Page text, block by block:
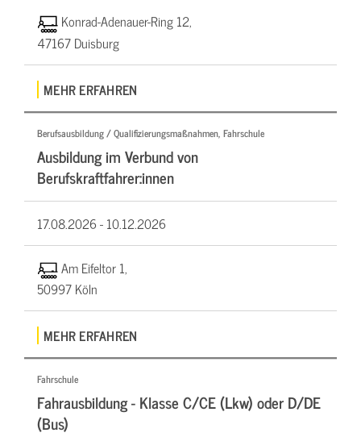
Konrad-Adenauer-Ring 12,
47167 Duisburg
MEHR ERFAHREN
Berufsausbildung / Qualifizierungsmaßnahmen, Fahrschule
Ausbildung im Verbund von
Berufskraftfahrer:innen
17.08.2026 -10.12.2026
Am Eifeltor 1,
50997 Köln
MEHR ERFAHREN
Fahrschule
Fahrausbildung - Klasse C/CE (Lkw) oder D/DE
(Bus)